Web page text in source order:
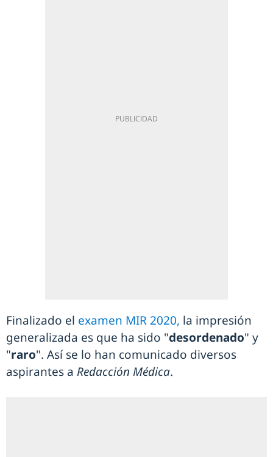
Finalizado el examen MIR 2020, la impresión
generalizada es que ha sido "desordenado" y
"raro". Así se lo han comunicado diversos
aspirantes a Redacción Médica.